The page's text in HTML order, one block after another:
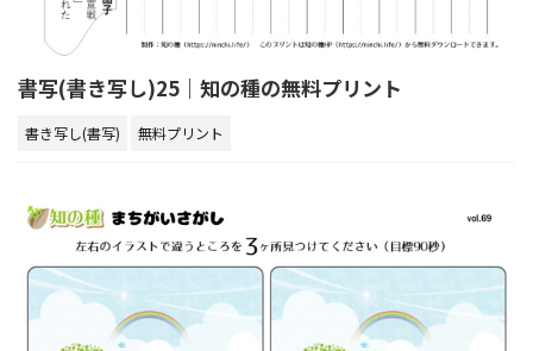
書写(書き写し)25｜知の種の無料プリント
書き写し(書写) 無料プリント